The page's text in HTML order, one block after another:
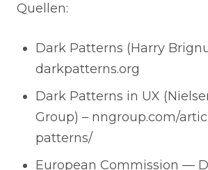
Quellen:
Dark Patterns (Harry
darkpatterns.org
Dark Patterns in UX
Group) – nngroup.com/
patterns/
European Commission —